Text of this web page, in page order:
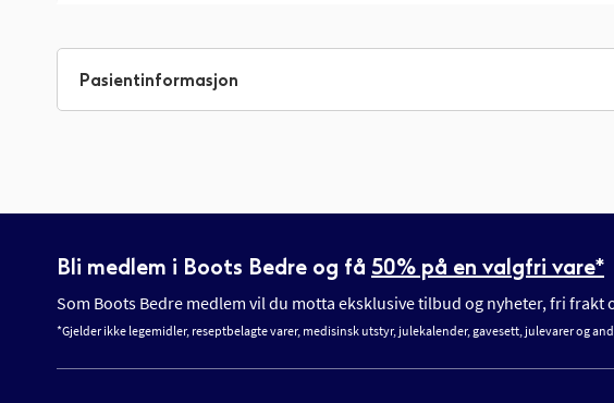
til
begynnelsen
Pasientinformasjon
Bli medlem i Boots Bedre og få 50% på en valgfri vare*
Som Boots Bedre medlem vil du motta eksklusive tilbud og nyheter, fri
*Gjelder ikke legemidler, reseptbelagte varer, medisinsk utstyr, julekalender, gavesett, julevarer og